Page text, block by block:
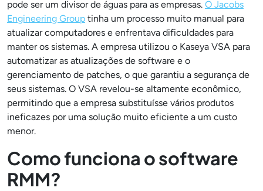
pode ser um divisor de águas para as empresas. O Jacobs
Engineering Group tinha um processo muito manual para
atualizar computadores e enfrentava dificuldades para
manter os sistemas. A empresa utilizou o Kaseya VSA para
automatizar as atualizações de software e o
gerenciamento de patches, o que garantiu a segurança de
seus sistemas. O VSA revelou-se altamente econômico,
permitindo que a empresa substituísse vários produtos
ineficazes por uma solução muito eficiente a um custo
menor.
Como funciona o software
RMM?